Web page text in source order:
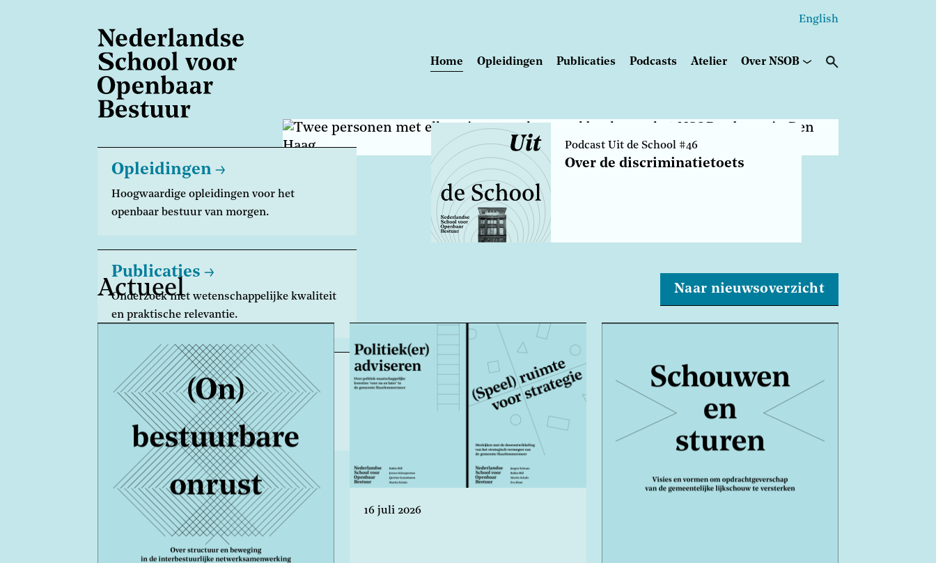
menu
English
Main
Home Opleidingen Publicaties Podcasts Atelier Over NSOB
Opleidingen
Hoogwaardige opleidingen voor het
openbaar bestuur van morgen.
Publicaties
Onderzoek met wetenschappelijke kwaliteit
en praktische relevantie.
Atelier
Ruimte om gezamenlijk te reflecteren,
spiegelen en verdiepen.
Bovenkop
Podcast Uit de School #46
Over de discriminatietoets
Lees meer
Actueel Naar nieuwsoverzicht
16 juli 2026